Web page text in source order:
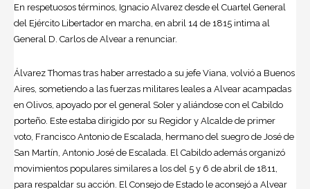
En respetuosos términos, Ignacio Alvarez desde el Cuartel General
del Ejército Libertador en marcha, en abril 14 de 1815 intima al
General D. Carlos de Alvear a renunciar.
Álvarez Thomas tras haber arrestado a su jefe Viana, volvió a Buenos
Aires, sometiendo a las fuerzas militares leales a Alvear acampadas
en Olivos, apoyado por el general Soler y aliándose con el Cabildo
porteño. Este estaba dirigido por su Regidor y Alcalde de primer
voto, Francisco Antonio de Escalada, hermano del suegro de José de
San Martín, Antonio José de Escalada. El Cabildo además organizó
movimientos populares similares a los del 5 y 6 de abril de 1811,
para respaldar su acción. El Consejo de Estado le aconsejó a Alvear